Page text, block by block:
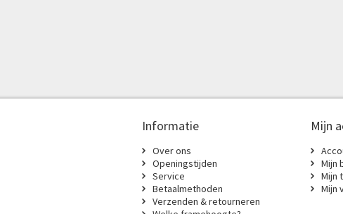
Informatie
Over ons
Openingstijden
Service
Betaalmethoden
Verzenden & retourneren
Mijn
Mijn
Mijn
Mijn